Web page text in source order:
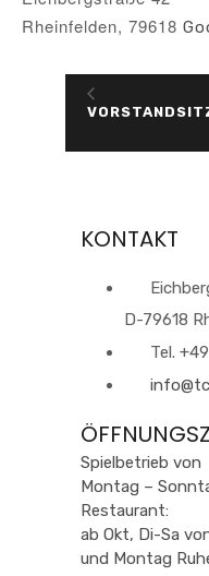
Rheinfelden, 79618
KONTAKT
D-79618
Tel.
Spielbetrieb von
Montag –
Restaurant:
ab Okt, Di-Sa
und Montag